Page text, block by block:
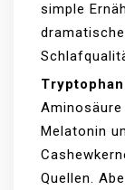
simple
Melatonin
Quellen.